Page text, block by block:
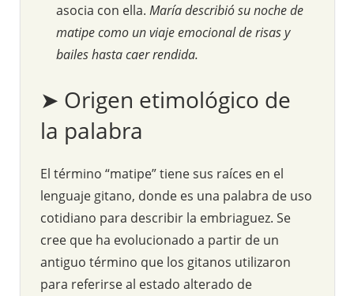
asocia con ella. María describió su noche de
matipe como un viaje emocional de risas y
bailes hasta caer rendida.
➤ Origen etimológico de
la palabra
El término “matipe” tiene sus raíces en el
lenguaje gitano, donde es una palabra de uso
cotidiano para describir la embriaguez. Se
cree que ha evolucionado a partir de un
antiguo término que los gitanos utilizaron
para referirse al estado alterado de